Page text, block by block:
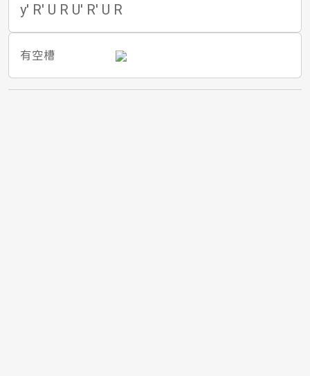
y' R' U R U' R' U R
有空槽